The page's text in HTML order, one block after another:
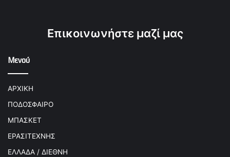
Επικοινωνήστε μαζί μας
Μενού
ΑΡΧΙΚΗ
ΠΟΔΟΣΦΑΙΡΟ
ΜΠΑΣΚΕΤ
ΕΡΑΣΙΤΕΧΝΗΣ
ΕΛΛΑΔΑ / ΔΙΕΘΝΗ